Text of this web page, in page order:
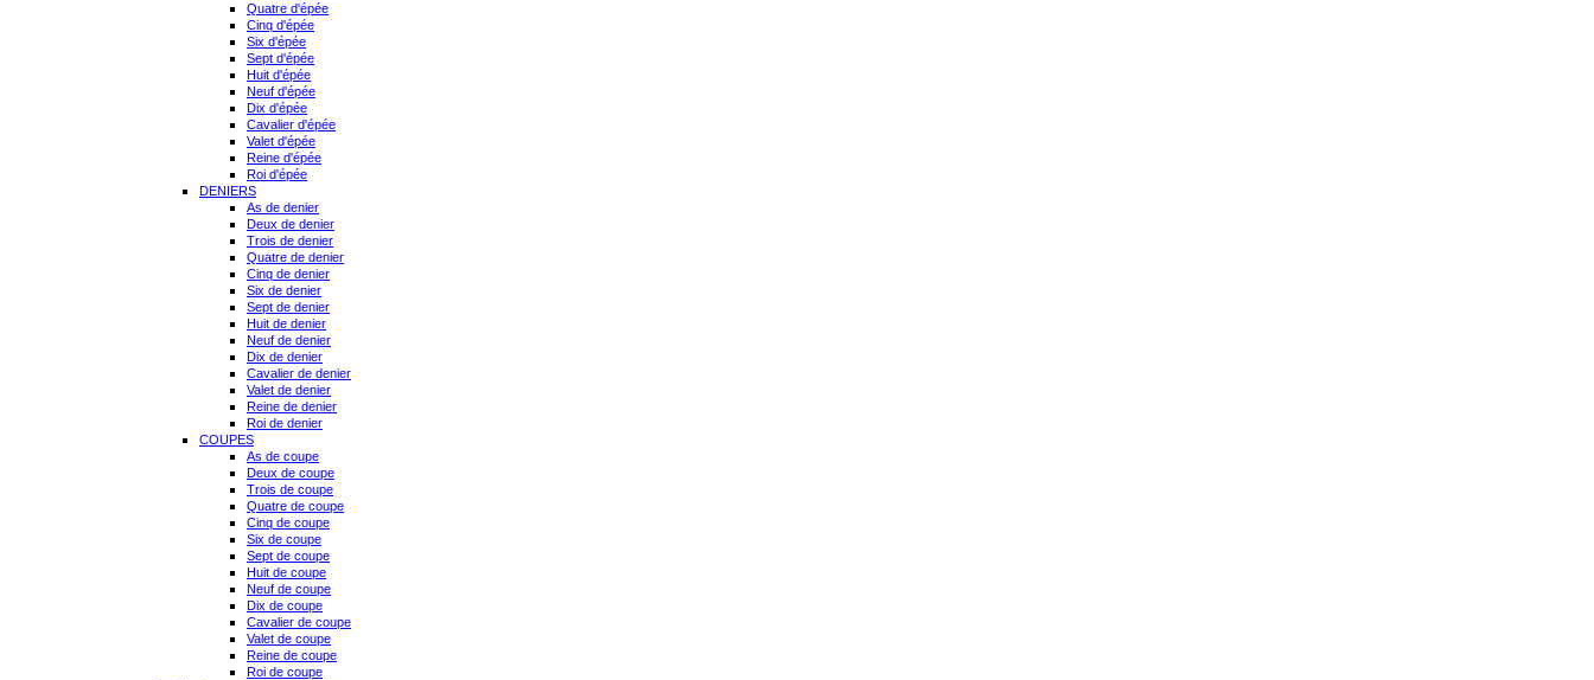
Quatre d'épée
Cinq d'épée
Six d'épée
Sept d'épée
Huit d'épée
Neuf d'épée
Dix d'épée
Cavalier d'épée
Valet d'épée
Reine d'épée
Roi d'épée
DENIERS
As de denier
Deux de denier
Trois de denier
Quatre de denier
Cinq de denier
Six de denier
Sept de denier
Huit de denier
Neuf de denier
Dix de denier
Cavalier de denier
Valet de denier
Reine de denier
Roi de denier
COUPES
As de coupe
Deux de coupe
Trois de coupe
Quatre de coupe
Cinq de coupe
Six de coupe
Sept de coupe
Huit de coupe
Neuf de coupe
Dix de coupe
Cavalier de coupe
Valet de coupe
Reine de coupe
Roi de coupe